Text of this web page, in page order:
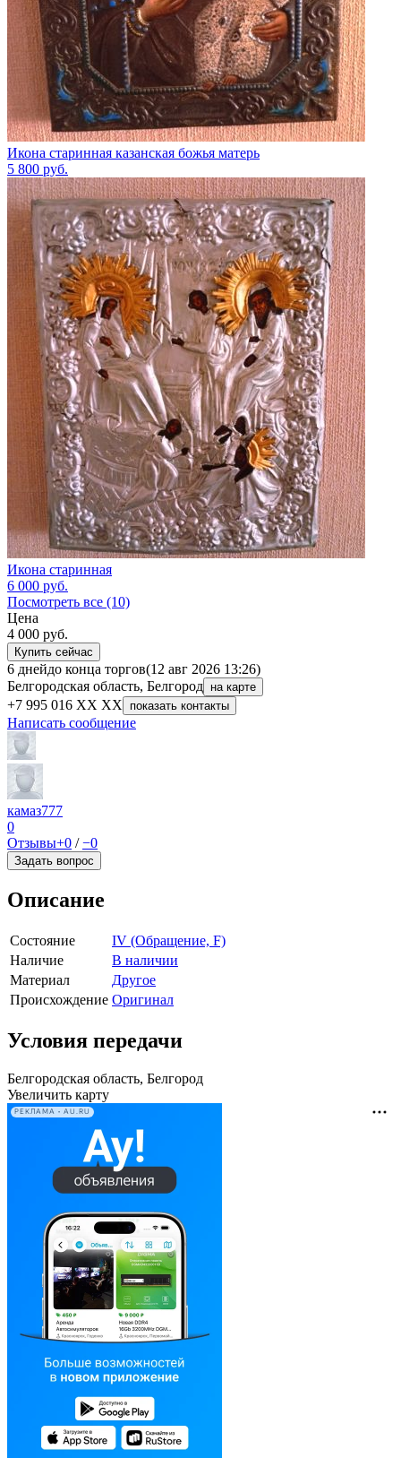
Икона старинная казанская божья матерь
5 800 руб.
Икона старинная
6 000 руб.
Посмотреть все (10)
Цена
4 000 руб.
Купить сейчас
6 днейдо конца торгов(12 авг 2026 13:26)
Белгородская область, Белгород на карте
+7 995 016 XX XX показать контакты
Написать сообщение
камаз777
0
Отзывы+0 /−0
Задать вопрос
Описание
Состояние
IV (Обращение, F)
Наличие
В наличии
Материал
Другое
Происхождение Оригинал
Условия передачи
Белгородская область, Белгород
Увеличить карту
РЕКЛАМА • AU.RU